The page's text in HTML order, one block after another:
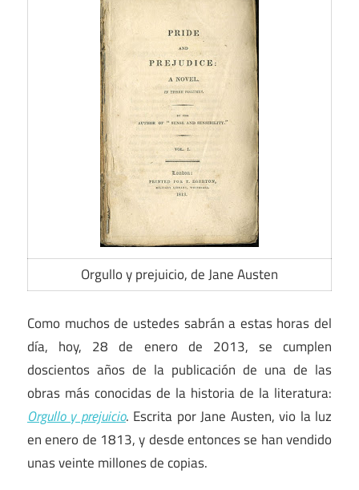
Orgullo y prejuicio, de Jane Austen
Como muchos de ustedes sabrán a estas horas del
día, hoy, 28 de enero de 2013, se cumplen
doscientos años de la publicación de una de las
obras más conocidas de la historia de la literatura:
Orgullo y prejuicio. Escrita por Jane Austen, vio la luz
en enero de 1813, y desde entonces se han vendido
unas veinte millones de copias.